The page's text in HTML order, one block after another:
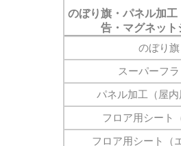
のぼり旗・パネル加工
告・マグネット
のぼり旗
スーパーフ
パネル加工（屋内
フロア用シート
フロア用シート（